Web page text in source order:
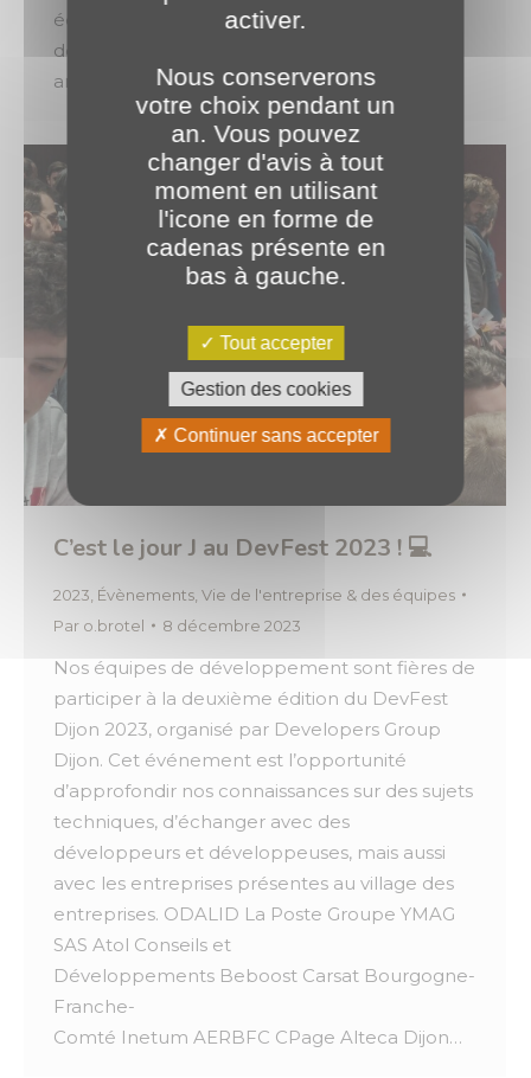
échanger avec les étudiants au sein du village
des entreprises. Révéler et accompagner les
ambitions, c’est aussi vivre ces instants…
C’est le jour J au DevFest 2023 ! 💻
2023, Évènements, Vie de l'entreprise & des équipes
Par o.brotel 8 décembre 2023
Nos équipes de développement sont fières de
participer à la deuxième édition du DevFest
Dijon 2023, organisé par Developers Group
Dijon. Cet événement est l’opportunité
d’approfondir nos connaissances sur des sujets
techniques, d’échanger avec des
développeurs et développeuses, mais aussi
avec les entreprises présentes au village des
entreprises. ODALID La Poste Groupe YMAG
SAS Atol Conseils et
Développements Beboost Carsat Bourgogne-
Franche-
Comté Inetum AERBFC CPage Alteca Dijon…
activer.
Nous conserverons
votre choix pendant un
an. Vous pouvez
changer d'avis à tout
moment en utilisant
l'icone en forme de
cadenas présente en
bas à gauche.
Tout accepter
Gestion des cookies
Continuer sans accepter